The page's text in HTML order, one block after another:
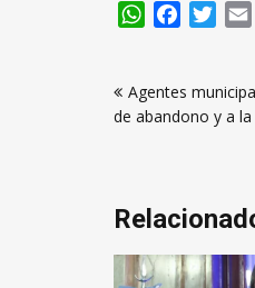
WhatsApp
Facebook
deAgentes
de abandono y a